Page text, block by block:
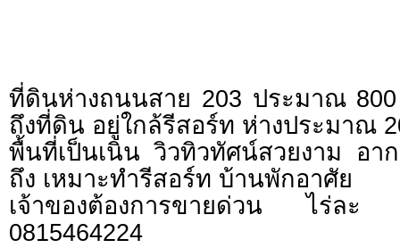
ที่ดินห่างถนนสาย 203 ประมาณ
ถึงที่ดิน อยู่ใกล้รีสอร์ท ห่างประมาณ
พื้นที่เป็นเนิน วิวทิวทัศน์สวยงาม อา
ถึง เหมาะทำรีสอร์ท บ้านพักอาศัย
เจ้าของต้องการขายด่วน ไร่ล
0815464224